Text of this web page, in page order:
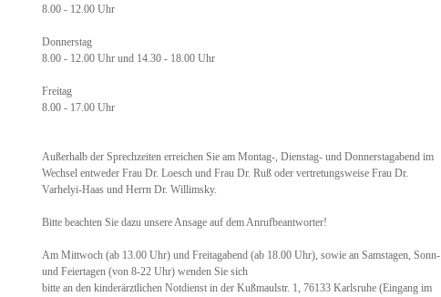
8.00 - 12.00 Uhr
Donnerstag
8.00 - 12.00 Uhr und 14.30 - 18.00 Uhr
Freitag
8.00 - 17.00 Uhr
Außerhalb der Sprechzeiten erreichen Sie am Montag-, Dienstag- und Donnerstagabend im
Wechsel entweder Frau Dr. Loesch und Frau Dr. Ruß oder vertretungsweise Frau Dr.
Varhelyi-Haas und Herrn Dr. Willimsky.
Bitte beachten Sie dazu unsere Ansage auf dem Anrufbeantworter!
Am Mittwoch (ab 13.00 Uhr) und Freitagabend (ab 18.00 Uhr), sowie an Samstagen, Sonn-
und Feiertagen (von 8-22 Uhr) wenden Sie sich
bitte an den kinderärztlichen Notdienst in der Kußmaulstr. 1, 76133 Karlsruhe (Eingang im